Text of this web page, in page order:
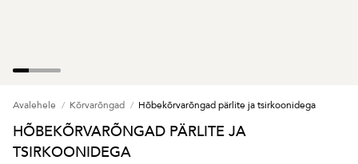
Avalehele Kõrvarõngad Hõbekõrvarõngad pärlite ja tsirkoonidega
HÕBEKÕRVARÕNGAD PÄRLITE JA
TSIRKOONIDEGA